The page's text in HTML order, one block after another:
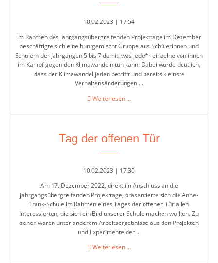
10.02.2023 | 17:54
Im Rahmen des jahrgangsübergreifenden Projekttage im Dezember
beschäftigte sich eine buntgemischt Gruppe aus Schülerinnen und
Schülern der Jahrgängen 5 bis 7 damit, was jede*r einzelne von ihnen
im Kampf gegen den Klimawandeln tun kann. Dabei wurde deutlich,
dass der Klimawandel jeden betrifft und bereits kleinste
Verhaltensänderungen ...
Weiterlesen …Projekt
Tag der offenen Tür
10.02.2023 | 17:30
Am 17. Dezember 2022, direkt im Anschluss an die
jahrgangsübergreifenden Projekttage, präsentierte sich die Anne-
Frank-Schule im Rahmen eines Tages der offenen Tür allen
Interessierten, die sich ein Bild unserer Schule machen wollten. Zu
sehen waren unter anderem Arbeitsergebnisse aus den Projekten
und Experimente der ...
Weiterlesen …Tag